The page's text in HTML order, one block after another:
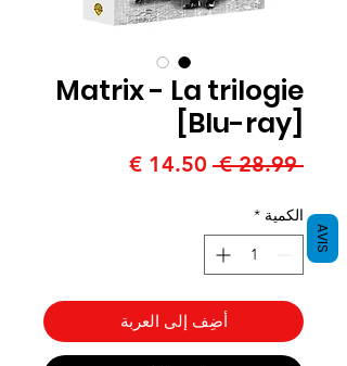
Matrix - La trilogie
[Blu-ray]
‏28.99 €
سعر
سعر
الكمية *
أضِف إلى العربة
AVIS